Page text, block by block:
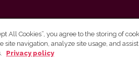
University Press
All Cookies”, you agree to the storing of
site navigation, analyze site usage, and
Privacy policy